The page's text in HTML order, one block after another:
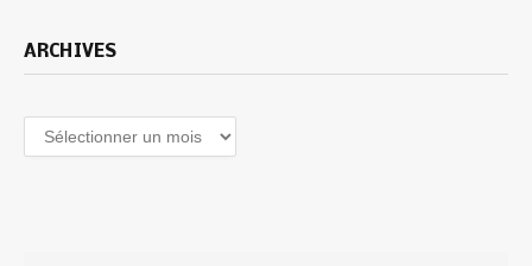
ARCHIVES
Archives